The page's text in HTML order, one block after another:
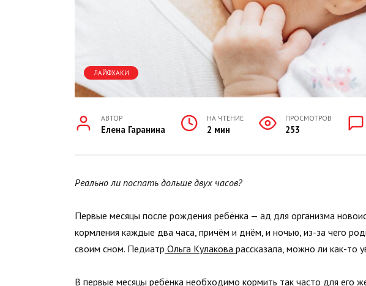
ЛАЙФХАКИ
АВТОР
Елена Гаранина
НА ЧТЕНИЕ
2 мин
ПРОСМОТРОВ
253
Реально ли поспать дольше двух часов?
Первые месяцы после рождения ребёнка — ад для организма
кормления каждые два часа, причём и днём, и ночью, из-за чего
своим сном. Педиатр Ольга Кулакова рассказала, можно ли как-то
В первые месяцы ребёнка необходимо кормить так часто для его